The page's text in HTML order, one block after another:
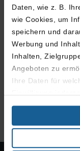
Daten, wie z. B.
wie Cookies, um
speichern und
Werbung und
Inhalten,
Angeboten zu
Ihre Daten für
Einwilligung
durch Klicken auf
Wenn Sie es